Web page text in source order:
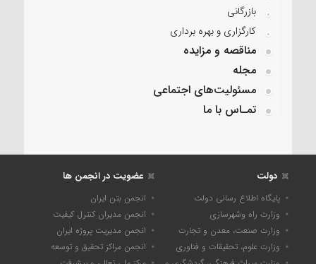
بازرگانی
کارگزاری و بهره برداری
مناقصه و مزایده
مجله
مسئولیت‌های اجتماعی
تمـاس با ما
دولت
پایگاه اطلاع رسانی دولت
وزارت راه وشهرسازی
وزارت صنعت، معدن و تجارت
وزارت علوم، تحقیقات و فناوری
عضویت در انجمن ها
انجمن بتن ایران
انجمن مدیران کنترل کیفیت
انجمن مدیریت پروژه ایران
انجمن مراکز تحقیق و توسعه